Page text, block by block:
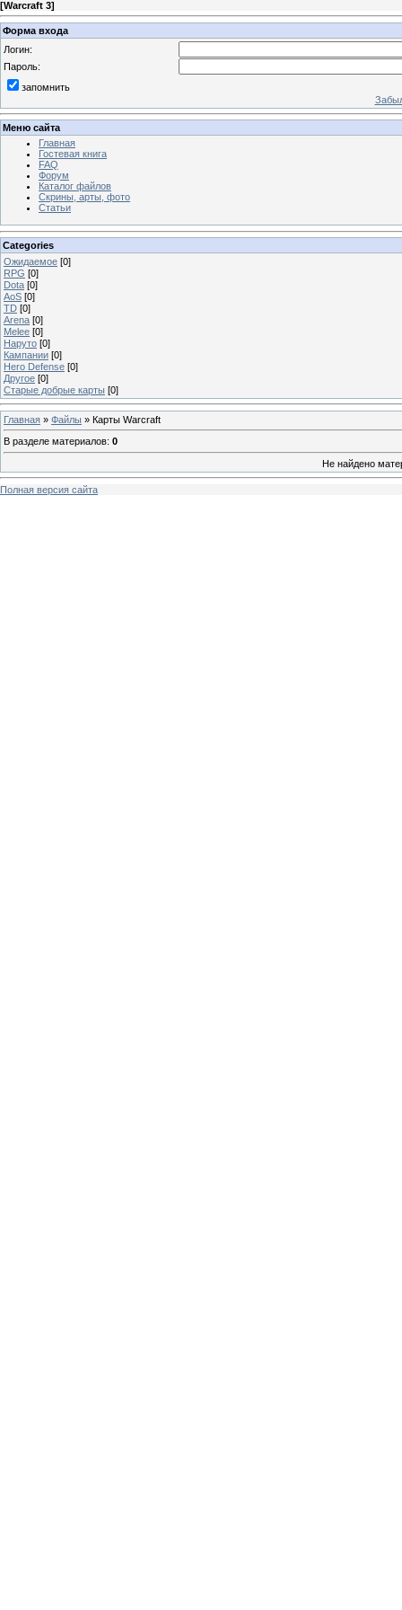
[Warcraft 3]
Форма входа
Логин:
Пароль:
запомнить
Меню сайта
Главная
Гостевая книга
FAQ
Форум
Каталог файлов
Скрины, арты, фото
Статьи
Categories
Ожидаемое [0]
RPG [0]
Dota [0]
AoS [0]
TD [0]
Arena [0]
Melee [0]
Наруто [0]
Кампании [0]
Hero Defense [0]
Другое [0]
Старые добрые карты [0]
Главная » Файлы » Карты Warcraft
В разделе материалов: 0
Не найдено
Полная версия сайта